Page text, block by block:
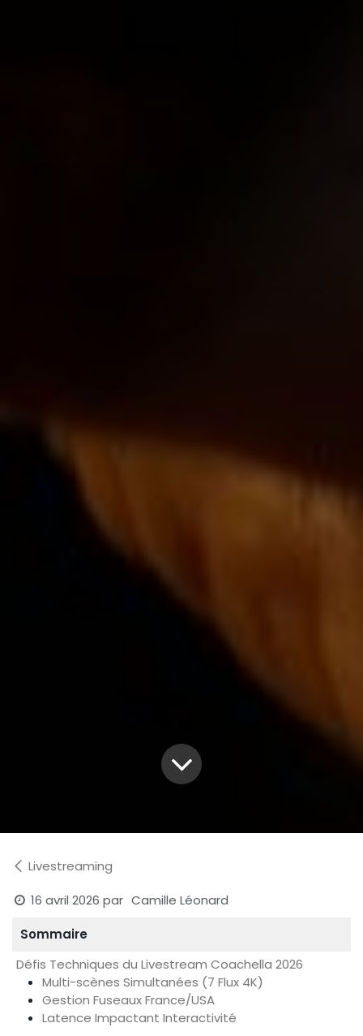
Livestreaming
16 avril 2026 par Camille Léonard
Sommaire
Défis Techniques du Livestream Coachella 2026
Multi-scènes Simultanées (7 Flux 4K)
Gestion Fuseaux France/USA
Latence Impactant Interactivité